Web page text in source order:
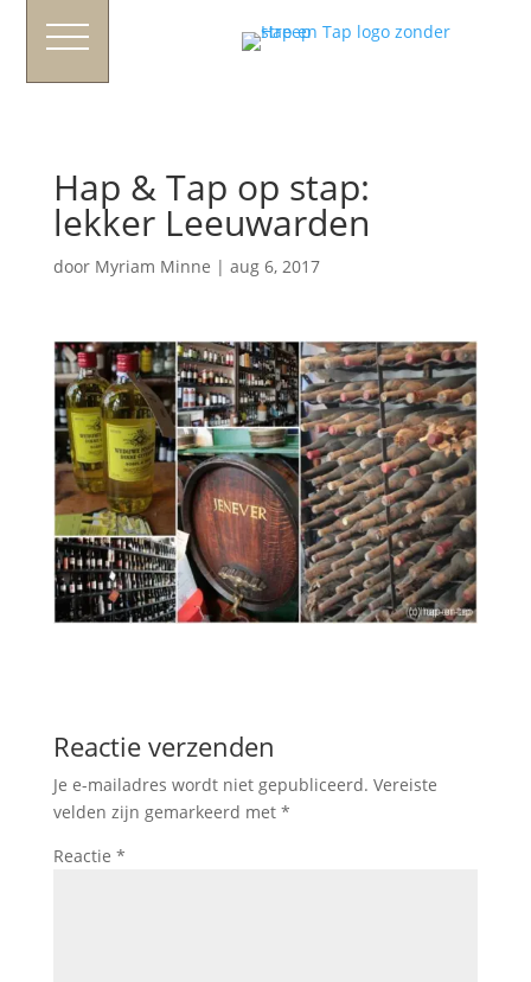
Hap & Tap op stap:
lekker Leeuwarden
door Myriam Minne | aug 6, 2017
Reactie verzenden
Je e-mailadres wordt niet gepubliceerd. Vereiste
velden zijn gemarkeerd met *
Reactie *